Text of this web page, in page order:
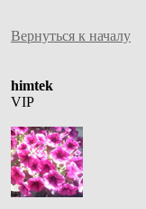
Вернуться к началу
himtek
VIP